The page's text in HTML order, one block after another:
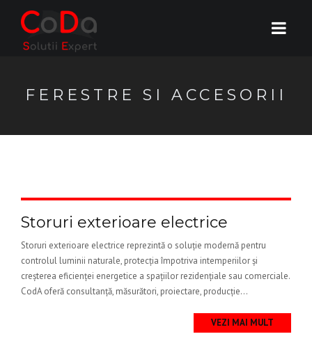
FERESTRE SI ACCESORII
Storuri exterioare electrice
Storuri exterioare electrice reprezintă o soluție modernă pentru
controlul luminii naturale, protecția împotriva intemperiilor și
creșterea eficienței energetice a spațiilor rezidențiale sau comerciale.
CodA oferă consultanță, măsurători, proiectare, producție...
VEZI MAI MULT